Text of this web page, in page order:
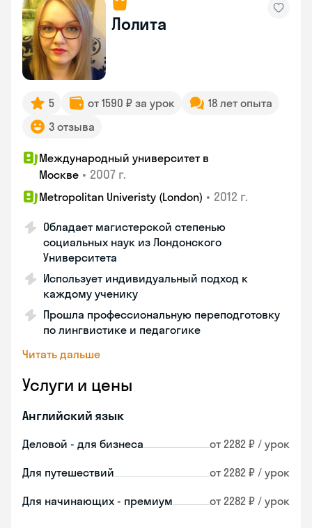
Лолита
5 от 1590 ₽ за урок
18 лет опыта
3 отзыва
Международный университет в
Москве • 2007 г.
Metropolitan Univeristy (London) • 2012 г.
Обладает магистерской степенью
социальных наук из Лондонского
Университета
Использует индивидуальный подход к
каждому ученику
Прошла профессиональную переподготовку
по лингвистике и педагогике
Читать дальше
Услуги и цены
Английский язык
Деловой - для бизнеса от 2282 ₽ / урок
Для путешествий от 2282 ₽ / урок
Для начинающих - премиум от 2282 ₽ / урок